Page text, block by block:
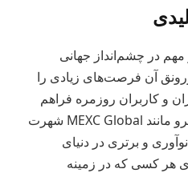
در چشم‌انداز جهانی
آن فرصت‌های زیادی را
و کاربران روزمره فراهم
می‌کند. حضور شرکت‌های پیشرو مانند MEXC Global شهرت
و برتری در دنیای
هر کسی که در زمینه